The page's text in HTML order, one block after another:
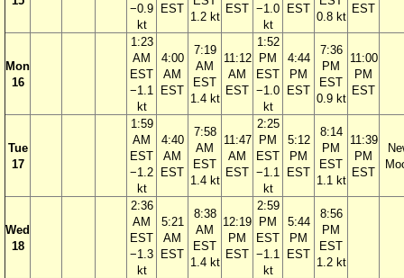
−0.9
kt
EST
1.2 kt
EST −1.0
kt
EST
0.8 kt
EST
Mon
16
1:23
AM
EST
−1.1
kt
4:00
AM
EST
7:19
AM
EST
1.4 kt
11:12
AM
EST
1:52
PM
EST
−1.0
kt
4:44
PM
EST
7:36
PM
EST
0.9 kt
11:00
PM
EST
Tue
17
1:59
AM
EST
−1.2
kt
4:40
AM
EST
7:58
AM
EST
1.4 kt
11:47
AM
EST
2:25
PM
EST
−1.1
kt
5:12
PM
EST
8:14
PM
EST
1.1 kt
11:39
PM
EST
Wed
18
2:36
AM
EST
−1.3
kt
5:21
AM
EST
8:38
AM
EST
1.4 kt
12:19
PM
EST
2:59
PM
EST
−1.1
kt
5:44
PM
EST
8:56
PM
EST
1.2 kt